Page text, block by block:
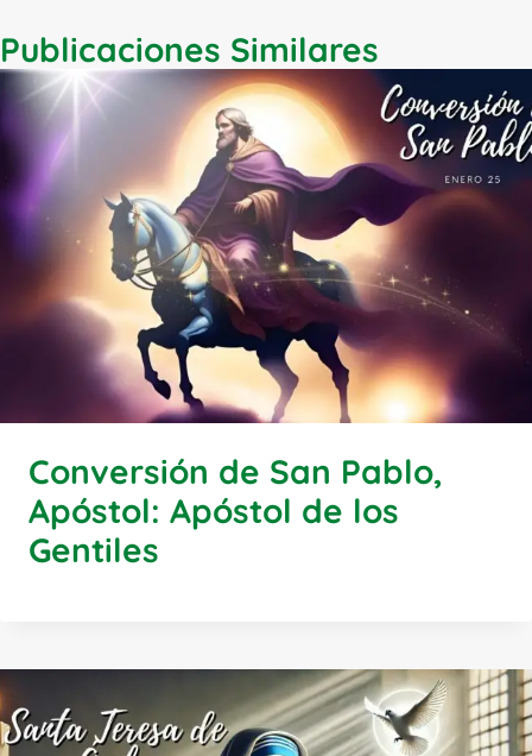
Publicaciones Similares
Conversión de San Pablo,
Apóstol: Apóstol de los
Gentiles